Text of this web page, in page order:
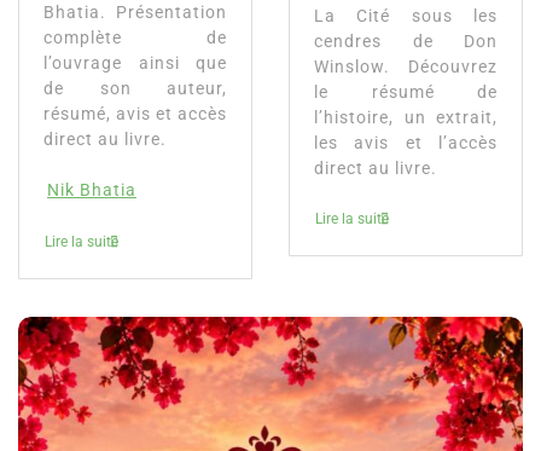
Bhatia. Présentation
complète de
l’ouvrage ainsi que
de son auteur,
résumé, avis et accès
direct au livre.
Nik Bhatia
Lire la suite
La Cité sous les
cendres de Don
Winslow. Découvrez
le résumé de
l’histoire, un extrait,
les avis et l’accès
direct au livre.
Lire la suite